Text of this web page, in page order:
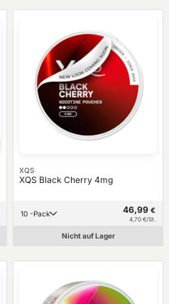
XQS
XQS Black Cherry 4mg
10 -Pack 46,99 €
4,70 €/St.
Nicht auf Lager